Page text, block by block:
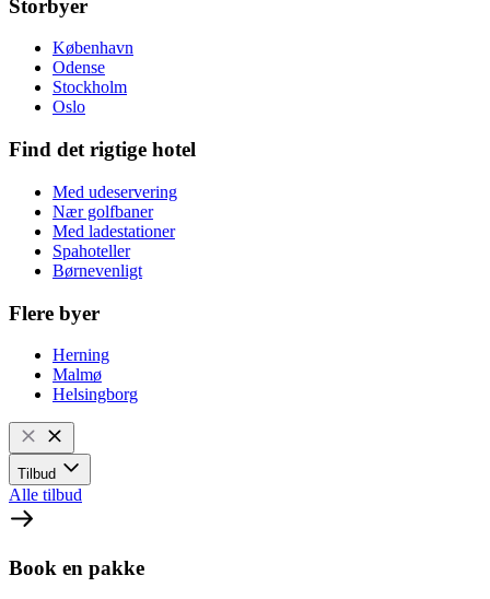
Storbyer
København
Odense
Stockholm
Oslo
Find det rigtige hotel
Med udeservering
Nær golfbaner
Med ladestationer
Spahoteller
Børnevenligt
Flere byer
Herning
Malmø
Helsingborg
Tilbud
Alle tilbud
Book en pakke